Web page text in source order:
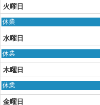
2026
日,
8
月
3rd
2026
火曜日
火
日,
8
月
4th
2026
休業
水曜日
水
日,
8
月
5th
2026
休業
木曜日
木
日,
休業
金曜日